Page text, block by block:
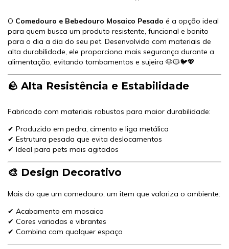
O Comedouro e Bebedouro Mosaico Pesado é a opção ideal
para quem busca um produto resistente, funcional e bonito
para o dia a dia do seu pet. Desenvolvido com materiais de
alta durabilidade, ele proporciona mais segurança durante a
alimentação, evitando tombamentos e sujeira 🐶🐱🐦💖
🪨 Alta Resistência e Estabilidade
Fabricado com materiais robustos para maior durabilidade:
✔ Produzido em pedra, cimento e liga metálica
✔ Estrutura pesada que evita deslocamentos
✔ Ideal para pets mais agitados
🎨 Design Decorativo
Mais do que um comedouro, um item que valoriza o ambiente:
✔ Acabamento em mosaico
✔ Cores variadas e vibrantes
✔ Combina com qualquer espaço